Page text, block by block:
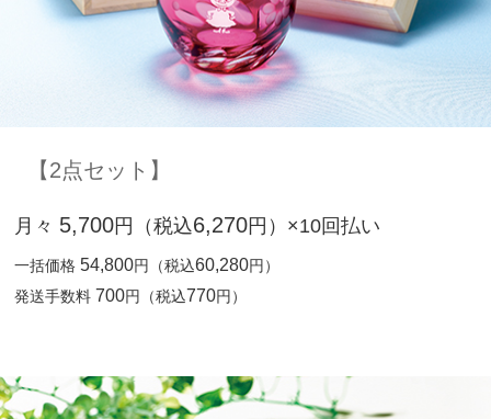
【2点セット】
月々 5,700円（税込6,270円）×10回払い
一括価格54,800円（税込60,280円）
発送手数料 700円（税込770円）